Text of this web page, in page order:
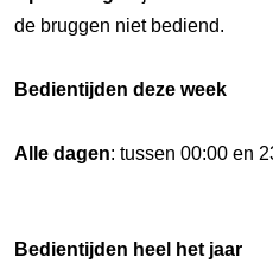
de bruggen niet bediend.
Bedientijden deze week
Alle dagen: tussen 00:00 en
Bedientijden heel het jaar